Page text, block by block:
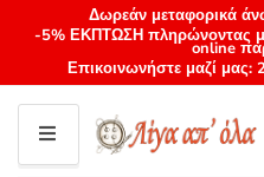
Δωρεάν μεταφορικά
-5% ΕΚΠΤΩΣΗ πληρώνοντας
online
Επικοινωνήστε μαζί μας:
M
E